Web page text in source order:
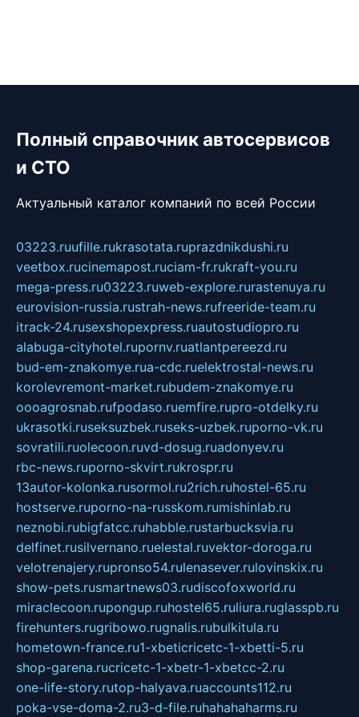
Полный справочник автосервисов
и СТО
Актуальный каталог компаний по всей России
03223.ruufille.rukrasotata.ruprazdnikdushi.ru
veetbox.rucinemapost.ruciam-fr.rukraft-you.ru
mega-press.ru03223.ruweb-explore.rurastenuya.ru
eurovision-russia.rustrah-news.rufreeride-team.ru
itrack-24.rusexshopexpress.ruautostudiopro.ru
alabuga-cityhotel.rupornv.ruatlantpereezd.ru
bud-em-znakomye.rua-cdc.ruelektrostal-news.ru
korolevremont-market.rubudem-znakomye.ru
oooagrosnab.rufpodaso.ruemfire.rupro-otdelky.ru
ukrasotki.ruseksuzbek.ruseks-uzbek.ruporno-vk.ru
sovratili.ruolecoon.ruvd-dosug.ruadonyev.ru
rbc-news.ruporno-skvirt.rukrospr.ru
13autor-kolonka.rusormol.ru2rich.ruhostel-65.ru
hostserve.ruporno-na-russkom.rumishinlab.ru
neznobi.rubigfatcc.ruhabble.rustarbucksvia.ru
delfinet.rusilvernano.ruelestal.ruvektor-doroga.ru
velotrenajery.rupronso54.rulenasever.rulovinskix.ru
show-pets.rusmartnews03.rudiscofoxworld.ru
miraclecoon.rupongup.ruhostel65.ruliura.ruglasspb.ru
firehunters.rugribowo.rugnalis.rubulkitula.ru
hometown-france.ru1-xbeticricetc-1-xbetti-5.ru
shop-garena.rucricetc-1-xbetr-1-xbetcc-2.ru
one-life-story.rutop-halyava.ruaccounts112.ru
poka-vse-doma-2.ru3-d-file.ruhahahaharms.ru